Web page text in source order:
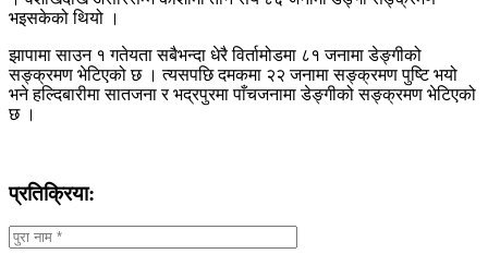
भइसकेको थियो ।
झापामा साउन १ गतेयता सबैभन्दा धेरै विर्तामोडमा ८१ जनामा डेङ्गीको
सङ्क्रमण भेटिएको छ । त्यसपछि दमकमा २२ जनामा सङ्क्रमण पुष्टि भयो
भने हल्दिबारीमा सातजना र भद्रपुरमा पाँचजनामा डेङ्गीको सङ्क्रमण भेटिएको
छ ।
प्रतिक्रिया: